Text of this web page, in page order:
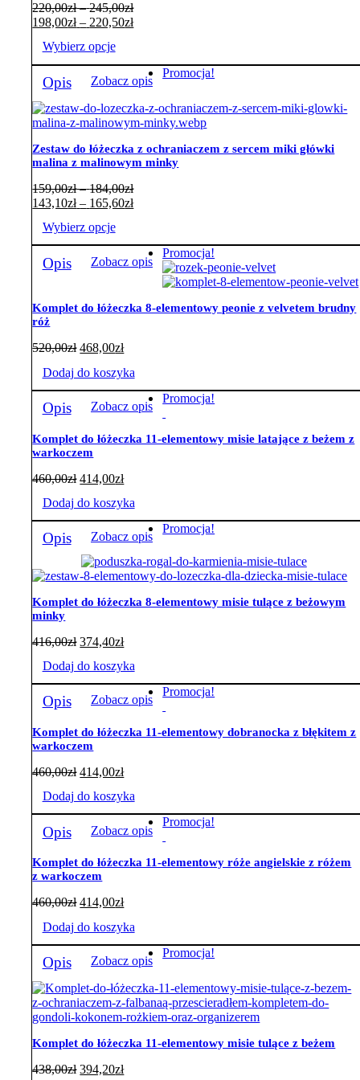
na
stronie
220,00zł – 245,00złZakres
cen:
do
245,00zł
198,00zł – 220,50złZakres
198,00zł
do
Wybierz opcje
Ten
produkt
ma
wiele
wariantów.
Opcje
można
wybrać
na
stronie
Opis Zobacz opis
Promocja!
Zestaw do łóżeczka z ochraniaczem z sercem miki główki
malina z malinowym minky
159,00zł – 184,00złZakres
cen:
do
184,00zł
143,10zł – 165,60złZakres
143,10zł
do
165,60zł
Wybierz opcje
Ten
produkt
wariantów.
Opcje
wybrać
na
stronie
produktu
Opis Zobacz opis
Promocja!
Komplet do łóżeczka 8-elementowy peonie z velvetem brudny
róż
520,00zł 468,00zł
Dodaj do koszyka
Opis Zobacz opis
Promocja!
Komplet do łóżeczka 11-elementowy misie latające z beżem z
warkoczem
460,00zł 414,00zł
Dodaj do koszyka
Opis Zobacz opis
Promocja!
Komplet do łóżeczka 8-elementowy misie tulące z beżowym
minky
416,00zł 374,40zł
Dodaj do koszyka
Opis Zobacz opis
Promocja!
Komplet do łóżeczka 11-elementowy dobranocka z błękitem z
warkoczem
460,00zł 414,00zł
Dodaj do koszyka
Opis Zobacz opis
Promocja!
Komplet do łóżeczka 11-elementowy róże angielskie z różem
z warkoczem
460,00zł 414,00zł
Dodaj do koszyka
Opis Zobacz opis
Promocja!
Komplet do łóżeczka 11-elementowy misie tulące z beżem
438,00zł 394,20zł